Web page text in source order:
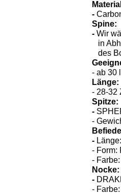
-
Spine:
-Wir
in
des
- ab 30
Länge:
- 28-32
Spitze:
-
-
-
- Form:
-
Nocke:
-
-